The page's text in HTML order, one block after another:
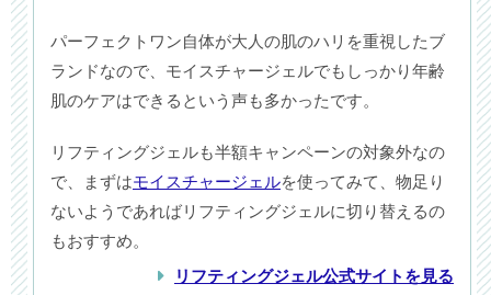
パーフェクトワン自体が大人の肌のハリを重視したブ
ランドなので、モイスチャージェルでもしっかり年齢
肌のケアはできるという声も多かったです。
リフティングジェルも半額キャンペーンの対象外なの
で、まずはモイスチャージェルを使ってみて、物足り
ないようであればリフティングジェルに切り替えるの
もおすすめ。
リフティングジェル公式サイトを見る